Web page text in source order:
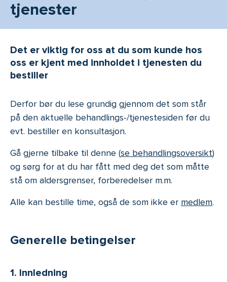
tjenester
Det er viktig for oss at du som kunde hos
oss er kjent med innholdet i tjenesten du
bestiller
Derfor bør du lese grundig gjennom det som står
på den aktuelle behandlings-/tjenestesiden før du
evt. bestiller en konsultasjon.
Gå gjerne tilbake til denne (se behandlingsoversikt)
og sørg for at du har fått med deg det som måtte
stå om aldersgrenser, forberedelser m.m.
Alle kan bestille time, også de som ikke er medlem.
Generelle betingelser
1. Innledning